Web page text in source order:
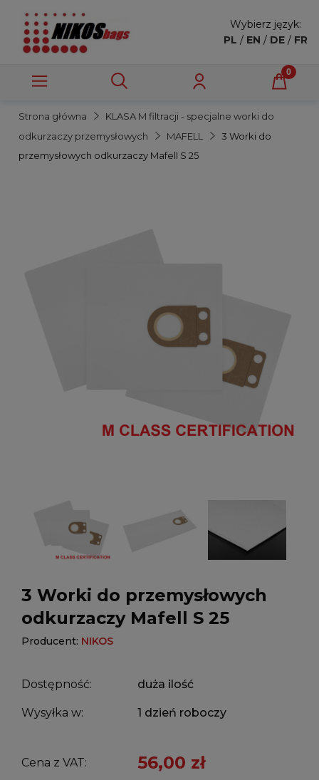
Wybierz język:
PL / EN / DE / FR
Strona główna
KLASA M filtracji - specjalne worki do
odkurzaczy przemysłowych
MAFELL
3 Worki do
przemysłowych odkurzaczy Mafell S 25
3 Worki do przemysłowych
odkurzaczy Mafell S 25
Producent: NIKOS
Dostępność: duża ilość
Wysyłka w: 1 dzień roboczy
Cena z VAT: 56,00 zł